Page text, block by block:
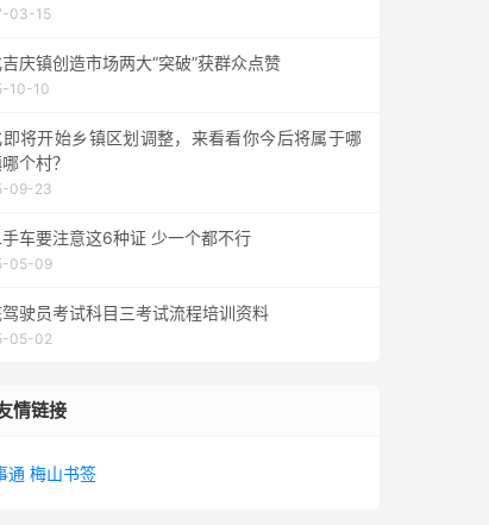
03-15
庆镇创造市场两大“突破”获群众点赞
10-10
将开始乡镇区划调整，来看看你今后将属于哪
个村？
09-23
车要注意这6种证 少一个都不行
05-09
驶员考试科目三考试流程培训资料
05-02
情链接
通 梅山书签